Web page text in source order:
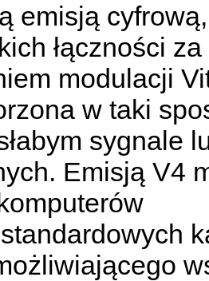
emisją
łączności
modulacji
w taki
sygnale
Emisją V4